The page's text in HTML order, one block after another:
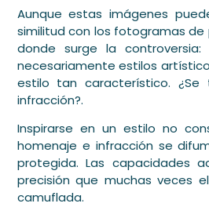
Aunque estas imágenes
similitud con los fotogramas
donde surge la
necesariamente estilos
estilo tan característico.
infracción?.
Inspirarse en un estilo no
homenaje e infracción se
protegida. Las capacidades
precisión que muchas veces
camuflada.